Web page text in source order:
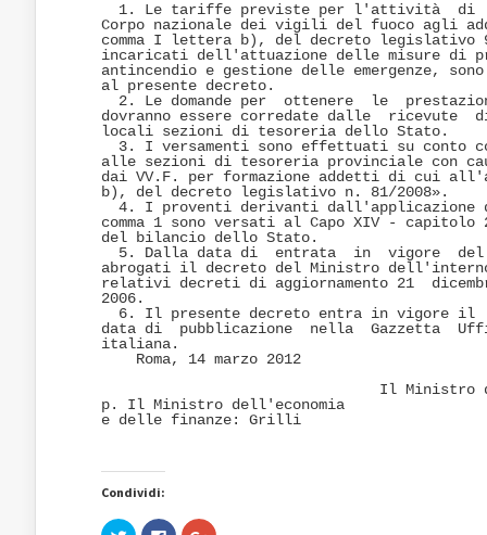
1. Le tariffe previste per l'attività  di
Corpo nazionale dei vigili del fuoco agli
comma I lettera b), del decreto
incaricati dell'attuazione delle misure di
antincendio e gestione delle emergenze,
al presente decreto.
2. Le domande per  ottenere  le
dovranno essere corredate dalle  ricevute
locali sezioni di tesoreria dello Stato.
3. I versamenti sono effettuati su conto
alle sezioni di tesoreria provinciale con
dai VV.F. per formazione addetti di cui
b), del decreto legislativo n. 81/2008».
4. I proventi derivanti dall'applicazione
comma 1 sono versati al Capo XIV -
del bilancio dello Stato.
5. Dalla data di  entrata  in  vigore
abrogati il decreto del Ministro
relativi decreti di aggiornamento 21
2006.
6. Il presente decreto entra in vigore il
data di  pubblicazione  nella  Gazzetta
italiana.
    Roma, 14 marzo 2012
Il Ministro
p. Il Ministro dell'economia
e delle finanze: Grilli
Condividi: